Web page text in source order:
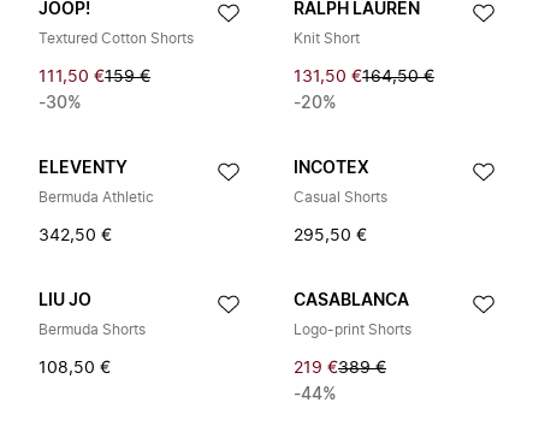
JOOP!
Textured Cotton Shorts
111,50 €159 €
-30%
RALPH LAUREN
Knit Short
131,50 €164,50 €
-20%
ELEVENTY
Bermuda Athletic
342,50 €
INCOTEX
Casual Shorts
295,50 €
LIU JO
Bermuda Shorts
108,50 €
CASABLANCA
Logo-print Shorts
219 €389 €
-44%